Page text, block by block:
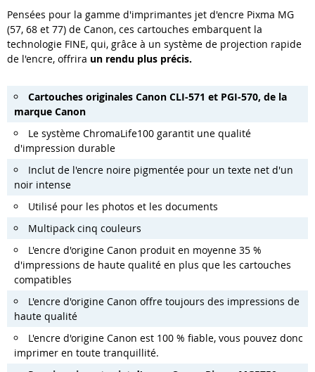
Pensées pour la gamme d'imprimantes jet d'encre Pixma MG
(57, 68 et 77) de Canon, ces cartouches embarquent la
technologie FINE, qui, grâce à un système de projection rapide
de l'encre, offrira un rendu plus précis.
Cartouches originales Canon CLI-571 et PGI-570, de la
marque Canon
Le système ChromaLife100 garantit une qualité
d'impression durable
Inclut de l'encre noire pigmentée pour un texte net d'un
noir intense
Utilisé pour les photos et les documents
Multipack cinq couleurs
L'encre d'origine Canon produit en moyenne 35 %
d'impressions de haute qualité en plus que les cartouches
compatibles
L'encre d'origine Canon offre toujours des impressions de
haute qualité
L'encre d'origine Canon est 100 % fiable, vous pouvez donc
imprimer en toute tranquillité.